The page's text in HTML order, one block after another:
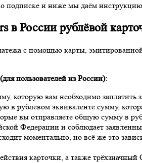
подписке и ниже мы даём
в России рублёвой
с помощью карты,
пользователей из России):
которую вам необходимо заплатить
рублёвом эквиваленте сумму,
вы отправляете общую сумму в
Федерации и соблюдает
моментально, но всё же это
карточки, а также